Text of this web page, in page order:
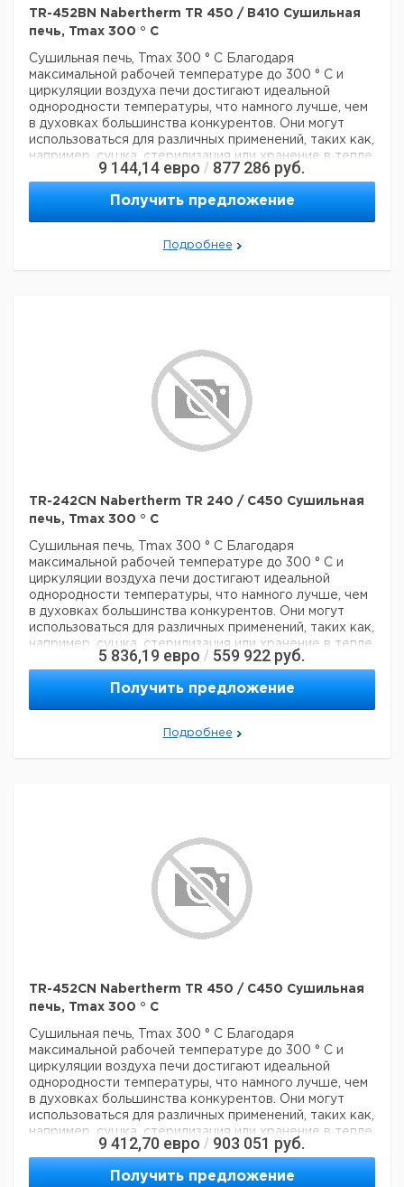
TR-452BN Nabertherm TR 450 / B410 Сушильная
печь, Tmax 300 ° C
Сушильная печь, Tmax 300 ° C Благодаря
максимальной рабочей температуре до 300 ° C и
циркуляции воздуха печи достигают идеальной
однородности температуры, что намного лучше, чем
в духовках большинства конкурентов. Они могут
использоваться для различных применений, таких как,
например, сушка, стерилизация или хранение в тепле.
Широкий склад стандартных моделей обеспечивает
короткие сроки поставки.- Tmax 300 ° C- Диапазон
рабочих температур: + 5 ° C выше комнатной
температуры до 300 ° C- Духовки TR 30 - TR 240
разработаны как настольные модели
450 и TR 1050 разработаны как напольные модели.
Горизонтальная циркуляция воздуха приводит к
которые не классифицируются как канцерогенные в
соответствии с TRGS 905, класс 1 или 2.
9 144,14 евро / 877 286 руб.
Получить предложение
Подробнее
TR-242CN Nabertherm TR 240 / C450 Сушильная
печь, Tmax 300 ° C
Сушильная печь, Tmax 300 ° C Благодаря
максимальной рабочей температуре до 300 ° C и
циркуляции воздуха печи достигают идеальной
однородности температуры, что намного лучше, чем
в духовках большинства конкурентов. Они могут
использоваться для различных применений, таких как,
например, сушка, стерилизация или хранение в тепле.
Широкий склад стандартных моделей обеспечивает
короткие сроки поставки.- Tmax 300 ° C- Диапазон
рабочих температур: + 5 ° C выше комнатной
температуры до 300 ° C- Духовки TR 30 - TR 240
разработаны как настольные модели
450 и TR 1050 разработаны как напольные модели.
Горизонтальная циркуляция воздуха приводит к
которые не классифицируются как канцерогенные в
соответствии с TRGS 905, класс 1 или 2.
5 836,19 евро / 559 922 руб.
Получить предложение
Подробнее
TR-452CN Nabertherm TR 450 / C450 Сушильная
печь, Tmax 300 ° C
Сушильная печь, Tmax 300 ° C Благодаря
максимальной рабочей температуре до 300 ° C и
циркуляции воздуха печи достигают идеальной
однородности температуры, что намного лучше, чем
в духовках большинства конкурентов. Они могут
использоваться для различных применений, таких как,
например, сушка, стерилизация или хранение в тепле.
Широкий склад стандартных моделей обеспечивает
короткие сроки поставки.- Tmax 300 ° C- Диапазон
рабочих температур: + 5 ° C выше комнатной
9 412,70 евро / 903 051 руб.
Получить предложение